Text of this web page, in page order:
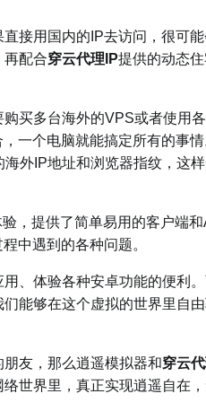
接用国内的IP去访问，很可
再配合穿云代理IP提供的动态
买多台海外的VPS或者使用
，一个电脑就能搞定所有的事
海外IP地址和浏览器指纹，这
，提供了简单易用的客户端
中遇到的各种问题。
、体验各种安卓功能的便利
能够在这个虚拟的世界里自
友，那么逍遥模拟器和穿云
世界里，真正实现逍遥自在